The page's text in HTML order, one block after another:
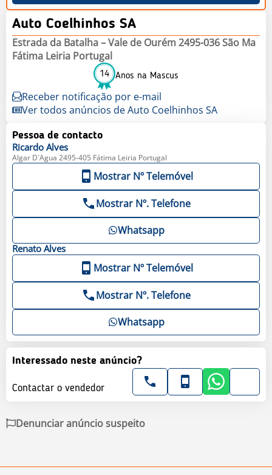
Auto Coelhinhos SA
Estrada da Batalha – Vale de Ourém 2495-036 São Ma
Fátima Leiria Portugal
14 Anos na Mascus
Receber notificação por e-mail
Ver todos anúncios de Auto Coelhinhos SA
Pessoa de contacto
Ricardo Alves
Algar D´Agua 2495-405 Fátima Leiria Portugal
Mostrar Nº Telemóvel
Mostrar Nº. Telefone
Whatsapp
Renato Alves
Mostrar Nº Telemóvel
Mostrar Nº. Telefone
Whatsapp
Interessado neste anúncio?
Contactar o vendedor
Denunciar anúncio suspeito